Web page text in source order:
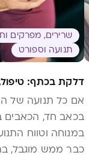
שרירים, מפרקים
תנועה וספורט
דלקת בכתף: טיפול,
אם כל תנועה של
בכאב חד, הכאבים
במנוחה וטווח
כבר ממש מוגבל,